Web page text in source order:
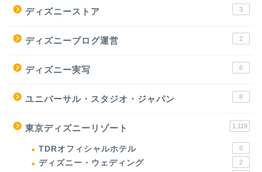
ディズニーストア 3
ディズニーブログ運営 2
ディズニー実写 6
ユニバーサル・スタジオ・ジャパン 8
東京ディズニーリゾート 1,119
TDRオフィシャルホテル 8
ディズニー・ウェディング 2